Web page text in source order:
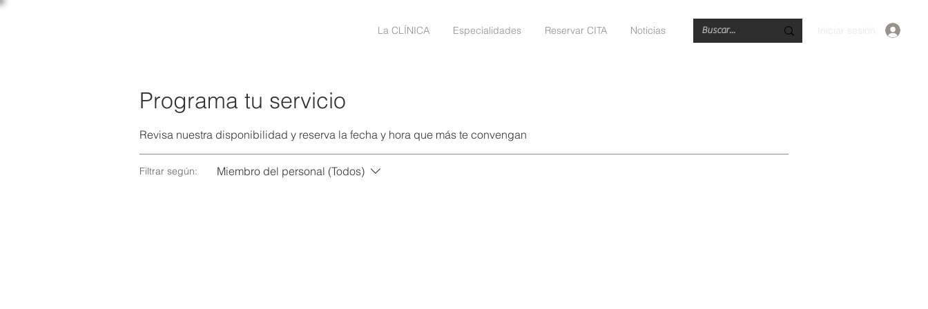
La CLÍNICA Especialidades Reservar CITA Noticias Iniciar sesión
Programa tu servicio
Revisa nuestra disponibilidad y reserva la fecha y hora que más te convengan
Filtrar según: Miembro del personal (Todos)